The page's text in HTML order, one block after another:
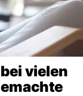
vielen